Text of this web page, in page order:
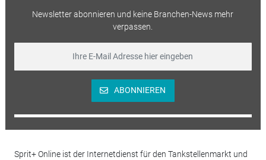
Newsletter abonnieren und keine Branchen-News mehr
verpassen.
ABONNIEREN
Sprit+ Online ist der Internetdienst für den Tankstellenmarkt und